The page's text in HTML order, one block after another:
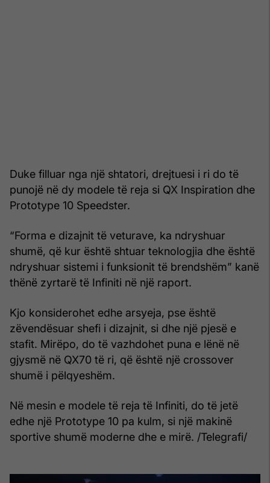
Duke filluar nga një shtatori, drejtuesi i ri do të
punojë në dy modele të reja si QX Inspiration dhe
Prototype 10 Speedster.
“Forma e dizajnit të veturave, ka ndryshuar
shumë, që kur është shtuar teknologjia dhe është
ndryshuar sistemi i funksionit të brendshëm” kanë
thënë zyrtarë të Infiniti në një raport.
Kjo konsiderohet edhe arsyeja, pse është
zëvendësuar shefi i dizajnit, si dhe një pjesë e
stafit. Mirëpo, do të vazhdohet puna e lënë në
gjysmë në QX70 të ri, që është një crossover
shumë i pëlqyeshëm.
Në mesin e modele të reja të Infiniti, do të jetë
edhe një Prototype 10 pa kulm, si një makinë
sportive shumë moderne dhe e mirë. /Telegrafi/